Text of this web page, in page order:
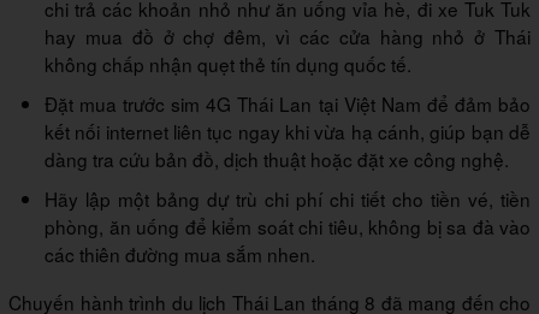
chi trả các khoản nhỏ như ăn uống vỉa hè, đi xe Tuk Tuk
hay mua đồ ở chợ đêm, vì các cửa hàng nhỏ ở Thái
không chấp nhận quẹt thẻ tín dụng quốc tế.
Đặt mua trước sim 4G Thái Lan tại Việt Nam để đảm bảo
kết nối internet liên tục ngay khi vừa hạ cánh, giúp bạn dễ
dàng tra cứu bản đồ, dịch thuật hoặc đặt xe công nghệ.
Hãy lập một bảng dự trù chi phí chi tiết cho tiền vé, tiền
phòng, ăn uống để kiểm soát chi tiêu, không bị sa đà vào
các thiên đường mua sắm nhen.
Chuyến hành trình du lịch Thái Lan tháng 8 đã mang đến cho